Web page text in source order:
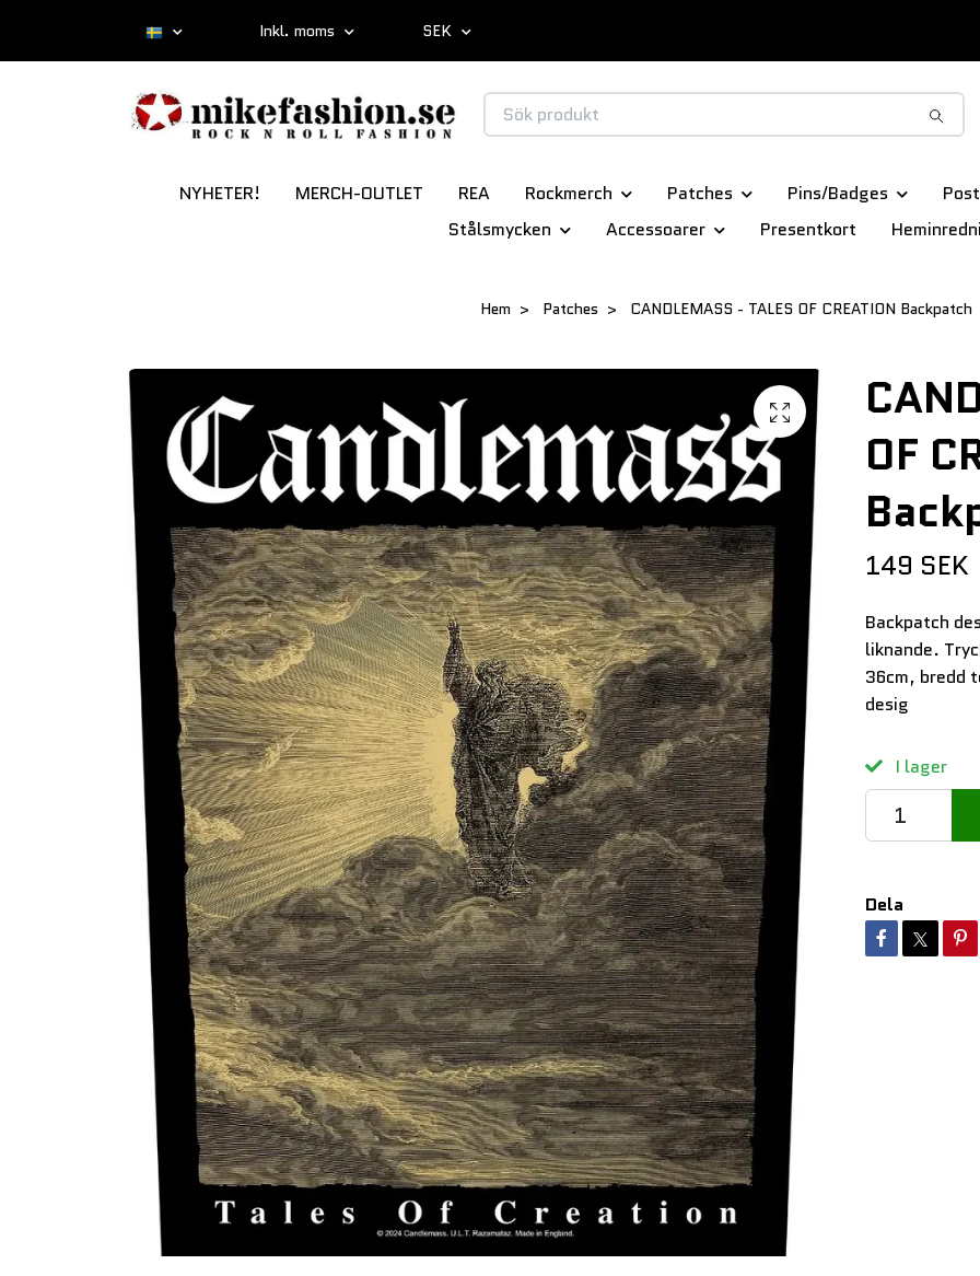
Inkl. moms SEK
NYHETER! MERCH-OUTLET REA Rockmerch Patches Pins/Badges
Stålsmycken
Accessoarer Presentkort
Hem Patches CANDLEMASS - TALES OF CREATION Backpatch
OF
149 SEK
Backpatch
liknande.
36cm, bredd
desig
I lager
Dela